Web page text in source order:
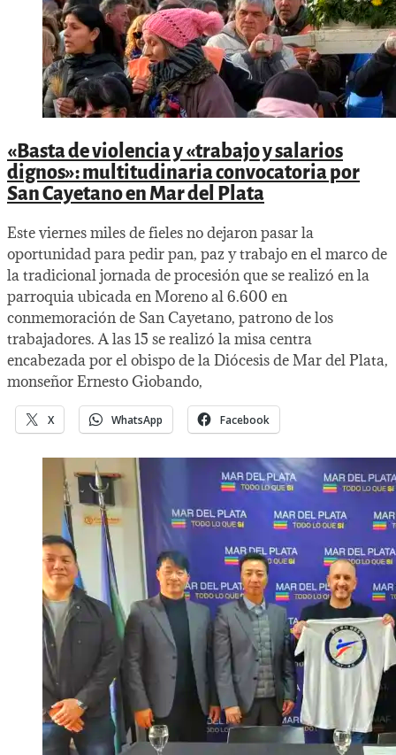
«Basta de violencia y «trabajo y salarios
dignos»: multitudinaria convocatoria por
San Cayetano en Mar del Plata
Este viernes miles de fieles no dejaron pasar la
oportunidad para pedir pan, paz y trabajo en el marco de
la tradicional jornada de procesión que se realizó en la
parroquia ubicada en Moreno al 6.600 en
conmemoración de San Cayetano, patrono de los
trabajadores. A las 15 se realizó la misa centra
encabezada por el obispo de la Diócesis de Mar del Plata,
monseñor Ernesto Giobando,
X WhatsApp Facebook